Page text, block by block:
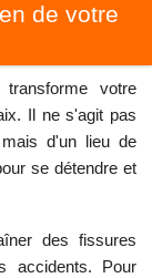
de votre
votre
Il ne s'agit pas
d'un lieu de
se détendre et
des fissures
accidents. Pour